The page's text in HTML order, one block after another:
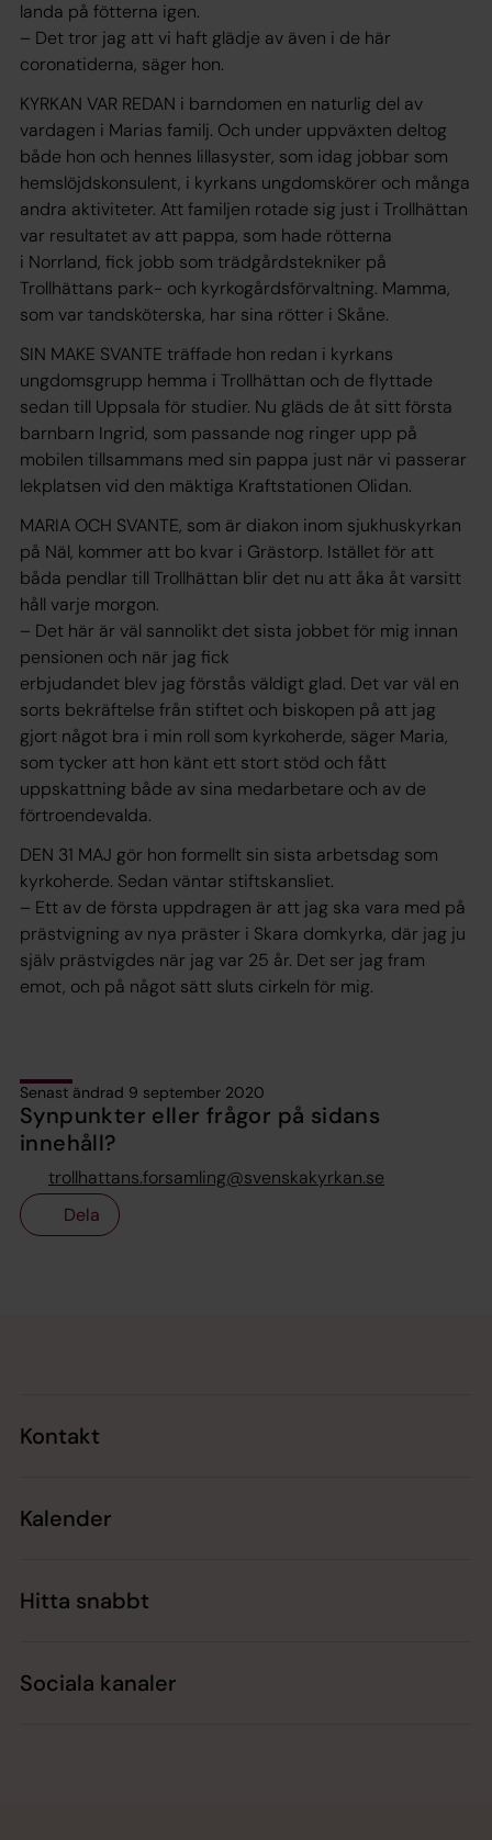
landa på fötterna igen.
– Det tror jag att vi haft glädje av även i de här
coronatiderna, säger hon.
KYRKAN VAR REDAN i barndomen en naturlig del av
vardagen i Marias familj. Och under uppväxten deltog
både hon och hennes lillasyster, som idag jobbar som
hemslöjdskonsulent, i kyrkans ungdomskörer och många
andra aktiviteter. Att familjen rotade sig just i Trollhättan
var resultatet av att pappa, som hade rötterna
i Norrland, fick jobb som trädgårdstekniker på
Trollhättans park- och kyrkogårdsförvaltning. Mamma,
som var tandsköterska, har sina rötter i Skåne.
SIN MAKE SVANTE träffade hon redan i kyrkans
ungdomsgrupp hemma i Trollhättan och de flyttade
sedan till Uppsala för studier. Nu gläds de åt sitt första
barnbarn Ingrid, som passande nog ringer upp på
mobilen tillsammans med sin pappa just när vi passerar
lekplatsen vid den mäktiga Kraftstationen Olidan.
MARIA OCH SVANTE, som är diakon inom sjukhuskyrkan
på Näl, kommer att bo kvar i Grästorp. Istället för att
båda pendlar till Trollhättan blir det nu att åka åt varsitt
håll varje morgon.
– Det här är väl sannolikt det sista jobbet för mig innan
pensionen och när jag fick
erbjudandet blev jag förstås väldigt glad. Det var väl en
sorts bekräftelse från stiftet och biskopen på att jag
gjort något bra i min roll som kyrkoherde, säger Maria,
som tycker att hon känt ett stort stöd och fått
uppskattning både av sina medarbetare och av de
förtroendevalda.
DEN 31 MAJ gör hon formellt sin sista arbetsdag som
kyrkoherde. Sedan väntar stiftskansliet.
– Ett av de första uppdragen är att jag ska vara med på
prästvigning av nya präster i Skara domkyrka, där jag ju
själv prästvigdes när jag var 25 år. Det ser jag fram
emot, och på något sätt sluts cirkeln för mig.
Senast ändrad 9 september 2020
Synpunkter eller frågor på sidans
innehåll?
trollhattans.forsamling@svenskakyrkan.se
Dela
Kontakt
Kalender
Hitta snabbt
Sociala kanaler